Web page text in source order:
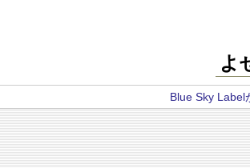
よ
Blue Sky Label